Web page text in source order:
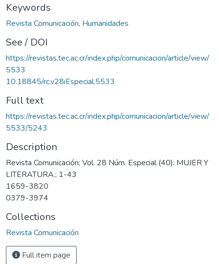
Keywords
Revista Comunicación, Humanidades
See / DOI
https://revistas.tec.ac.cr/index.php/comunicacion/article/view/
5533
10.18845/rc.v28iEspecial.5533
Full text
https://revistas.tec.ac.cr/index.php/comunicacion/article/view/
5533/5243
Description
Revista Comunicación; Vol. 28 Núm. Especial (40): MUJER Y
LITERATURA.; 1-43
1659-3820
0379-3974
Collections
Revista Comunicación
Full item page